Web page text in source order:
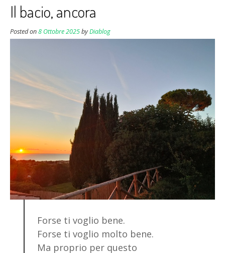
Il bacio, ancora
Posted on8 Ottobre 2025byDiablog
Forse ti voglio bene.
Forse ti voglio molto bene.
Ma proprio per questo